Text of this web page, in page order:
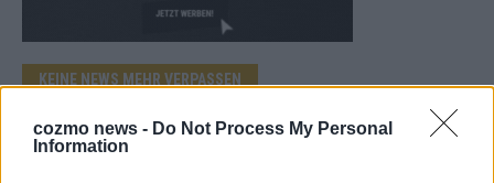
cozmo news - Do Not Process My Personal
Information
KEINE NEWS MEHR VERPASSEN